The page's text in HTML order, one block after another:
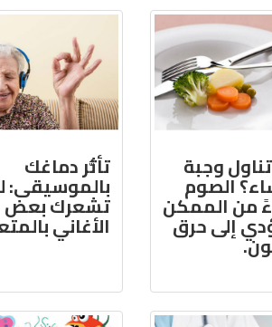
وجبة
الصوم
من الممكن
إلى حرق
تأثُّر دماغك
بالموسيقى:
تشعرك بعض
الأغاني